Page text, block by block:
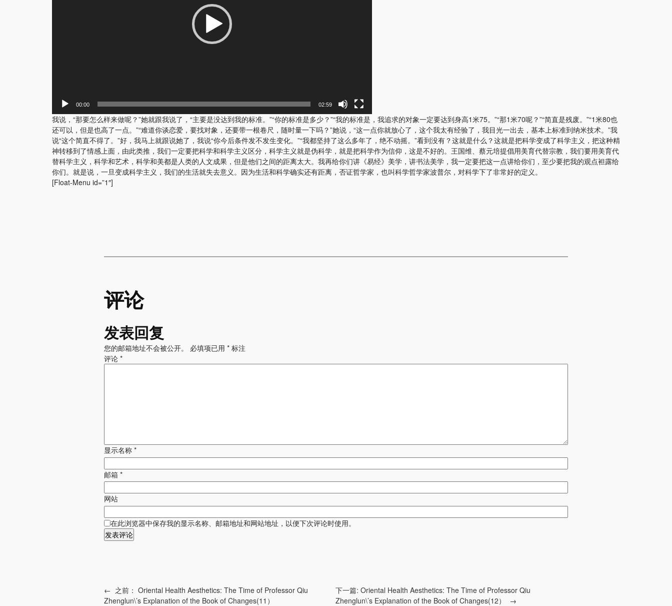
00:00 02:59
我说，“那要怎么样来做呢？”她就跟我说了，“主要是没达到我的标准。”“你的标准是多少？”“我的标准是，我追求的对象一定要达到身高1米75。”“那1米70呢？”“简直是残废。”“1米80也
还可以，但是也高了一点。”“难道你谈恋爱，要找对象，还要带一根卷尺，随时量一下吗？”她说，“这一点你就放心了，这个我太有经验了，我目光一出去，基本上标准到纳米技术。”我
说“这个简直不得了。”好，我马上就跟说她了，我说“你今后条件发不发生变化。”“我都坚持了这么多年了，绝不动摇。”看到没有？这就是什么？这就是把科学变成了科学主义，把这种精
神转移到了情感上面，由此类推，我们一定要把科学和科学主义区分，科学主义就是伪科学，就是把科学作为信仰，这是不好的。王国维、蔡元培提倡用美育代替宗教，我们要用美育代
替科学主义，科学和艺术，科学和美都是人类的人文成果，但是他们之间的距离太大。我再给你们讲《易经》美学，讲书法美学，我一定要把这一点讲给你们，至少要把我的观点袒露给
你们。就是说，一旦变成科学主义，我们的生活就失去意义。因为生活和科学确实还有距离，否证哲学家，也叫科学哲学家波普尔，对科学下了非常好的定义。
[Float-Menu id=”1″]
评论
发表回复
您的邮箱地址不会被公开。 必填项已用 * 标注
评论 *
显示名称 *
邮箱 *
网站
在此浏览器中保存我的显示名称、邮箱地址和网站地址，以便下次评论时使用。
← 之前： Oriental Health Aesthetics: The Time of Professor Qiu
Zhenglun\’s Explanation of the Book of Changes(11）
下一篇: Oriental Health Aesthetics: The Time of Professor Qiu
Zhenglun\’s Explanation of the Book of Changes(12）
→